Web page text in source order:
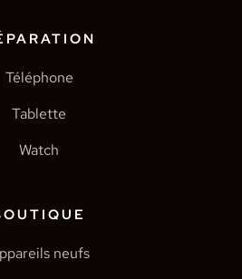
Téléphone
Tablette
Watch
neufs